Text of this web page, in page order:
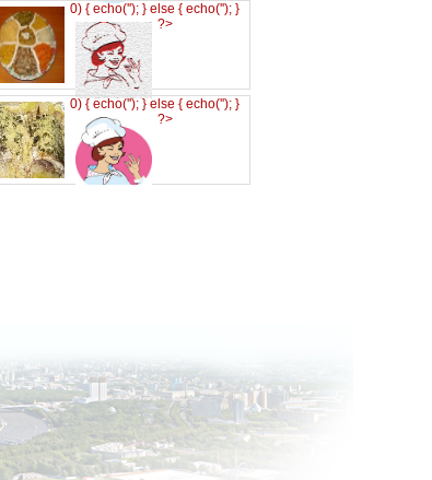
0) { echo(''); } else { echo(''); }
?>
0) { echo(''); } else { echo(''); }
?>